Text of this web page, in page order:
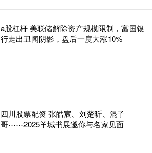
a股杠杆 美联储解除资产规模限制，富国银
行走出丑闻阴影，盘后一度大涨10%
四川股票配资 张皓宸、刘楚昕、混子
哥⋯⋯2025羊城书展邀你与名家见面